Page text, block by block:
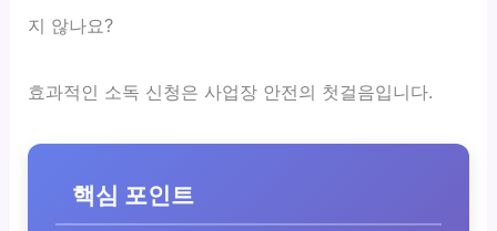
지 않나요?
효과적인 소독 신청은 사업장 안전의 첫걸음입니다.
핵심 포인트